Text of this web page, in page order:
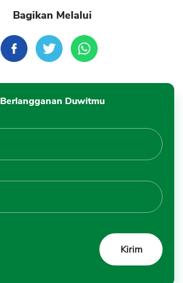
Bagikan Melalui
Berlangganan Duwitmu